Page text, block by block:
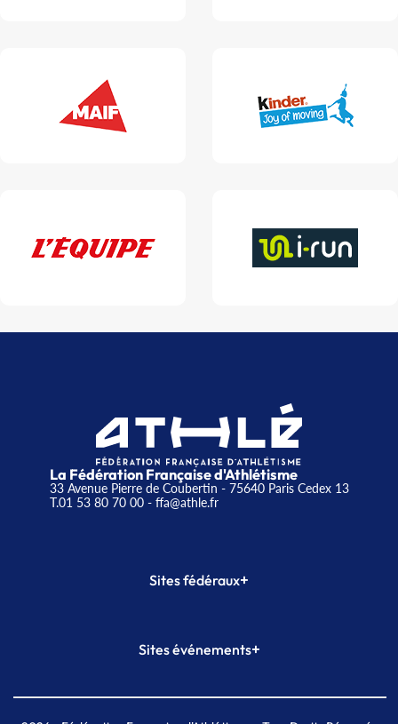
La Fédération Française d'Athlétisme
33 Avenue Pierre de Coubertin - 75640 Paris Cedex 13
T.01 53 80 70 00- ffa@athle.fr
Sites fédéraux+
Plateforme Formation
Sites événements+
Meeting de Paris indoor